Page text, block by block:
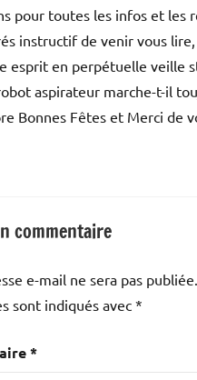
pour toutes les infos et les
instructif de venir vous lire,
esprit en perpétuelle veille
aspirateur marche-t-il
Bonnes Fêtes et Merci de
commentaire
e-mail ne sera pas publiée.
sont indiqués avec *
*